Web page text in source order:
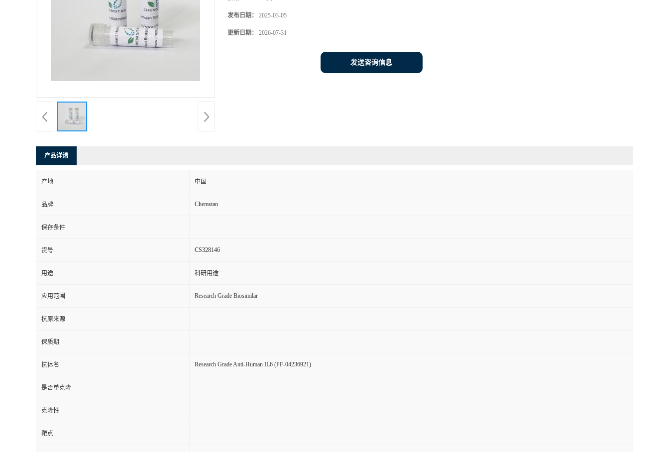
发布日期： 2025-03-05
更新日期： 2026-07-31
发送咨询信息
产品详请
产地 中国
品牌 Chemstan
保存条件
货号 CS328146
用途 科研用途
应用范围 Research Grade Biosimilar
抗原来源
保质期
抗体名 Research Grade Anti-Human IL6 (PF-04236921)
是否单克隆
克隆性
靶点